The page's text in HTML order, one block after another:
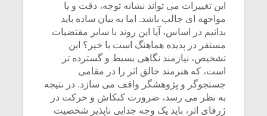
این تغییرات می تواند نشانه توجه، دقت و یا
مواجهه ای جالب باشد. اما به بیان ساده باید
بدانیم در اساس، آیا این روند با سایر مقتضیات
مستقر در پدیده هماهنگ است یا خیر؟ این
تشخیص، نیازمند نگاهی بسیط و گسترده تر
است، که هنرمند خالق اثر را در مقامی
جستجوگر و پژوهشگر واقف می سازد. در نتیجه
به نظر می رسد، ضرورت کنکاش و حرکت در
ژرفای اثر، باید یک وجه جدایی ناپذیر شخصیت